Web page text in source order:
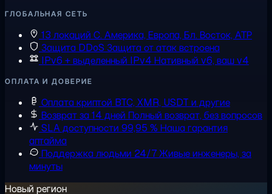
ГЛОБАЛЬНАЯ СЕТЬ
13 локаций С. Америка, Европа, Бл. Восток, АТР
Защита DDoS Защита от атак встроена
IPv6 + выделенный IPv4 Нативный v6, ваш v4
ОПЛАТА И ДОВЕРИЕ
Оплата криптой BTC, XMR, USDT и другие
Возврат за 14 дней Полный возврат, без вопросов
SLA доступности 99,95 % Наша гарантия
аптайма
Поддержка людьми 24/7Живые инженеры, за
минуты
Новый регион